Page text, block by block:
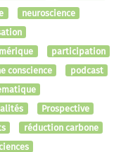
neuroscience
participation
conscience
podcast
Prospective
réduction carbone